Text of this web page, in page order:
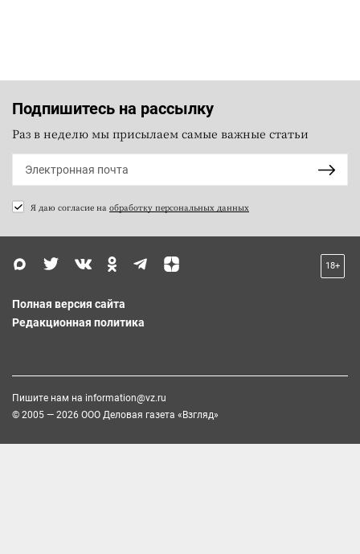
Подпишитесь на рассылку
Раз в неделю мы присылаем самые важные статьи
Я даю согласие на обработку персональных данных
18+
Полная версия сайта
Редакционная политика
Пишите нам на information@vz.ru
© 2005 — 2026 ООО Деловая газета «Взгляд»